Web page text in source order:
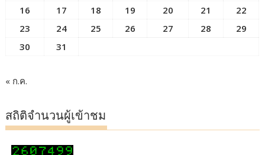
16
17 18 19 20 21
22
23
24 25 26 27 28
29
30
31
« ก.ค.
สถิติจำนวนผู้เข้าชม